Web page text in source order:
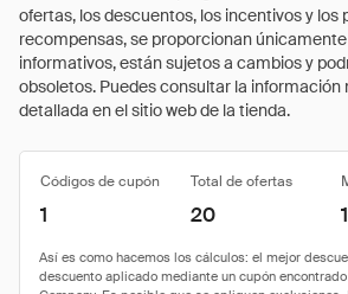
ofertas, los descuentos, los incentivos y los
recompensas, se proporcionan
informativos, están sujetos a cambios y
obsoletos. Puedes consultar la información
detallada en el sitio web de la tienda.
Códigos de cupón Total de ofertas
1 20